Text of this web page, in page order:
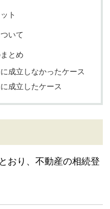
ト
いて
とめ
成立しなかったケース
成立したケース
おり、不動産の相続登